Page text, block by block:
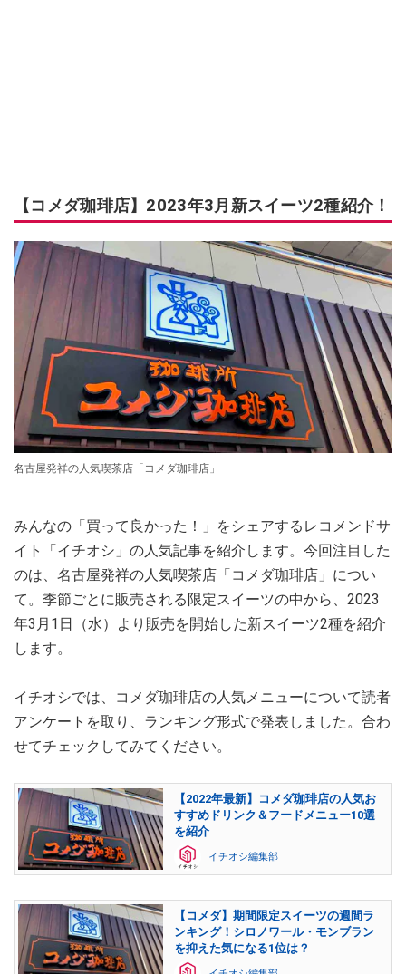
【コメダ珈琲店】2023年3月新スイーツ2種紹介！
名古屋発祥の人気喫茶店「コメダ珈琲店」
みんなの「買って良かった！」をシェアするレコメンドサ
イト「イチオシ」の人気記事を紹介します。今回注目した
のは、名古屋発祥の人気喫茶店「コメダ珈琲店」につい
て。季節ごとに販売される限定スイーツの中から、2023
年3月1日（水）より販売を開始した新スイーツ2種を紹介
します。
イチオシでは、コメダ珈琲店の人気メニューについて読者
アンケートを取り、ランキング形式で発表しました。合わ
せてチェックしてみてください。
【2022年最新】コメダ珈琲店の人気お
すすめドリンク＆フードメニュー10選
を紹介
イチオシ編集部
【コメダ】期間限定スイーツの週間ラ
ンキング！シロノワール・モンブラン
を抑えた気になる1位は？